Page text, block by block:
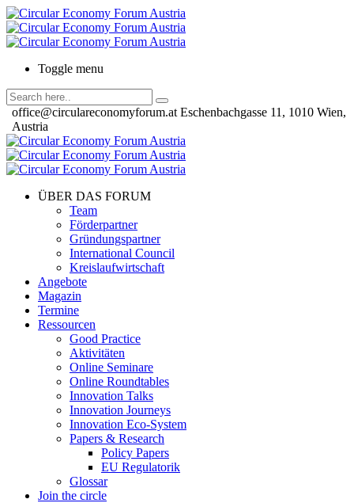
Toggle menu
office@circulareconomyforum.at Eschenbachgasse 11, 1010 Wien,
Austria
ÜBER DAS FORUM
Team
Förderpartner
Gründungspartner
International Council
Kreislaufwirtschaft
Angebote
Magazin
Termine
Ressourcen
Good Practice
Aktivitäten
Online Seminare
Online Roundtables
Innovation Talks
Innovation Journeys
Innovation Eco-System
Papers & Research
Policy Papers
EU Regulatorik
Glossar
Join the circle